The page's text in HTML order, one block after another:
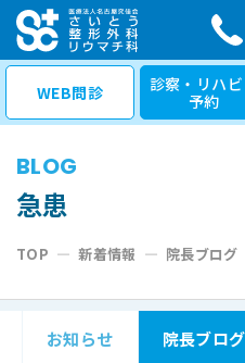
コ
ン
テ
WEB問診
診察・リハビ
予約
BLOG
急患
TOP —新着情報 — 院長ブログ
お知らせ 院長ブログ